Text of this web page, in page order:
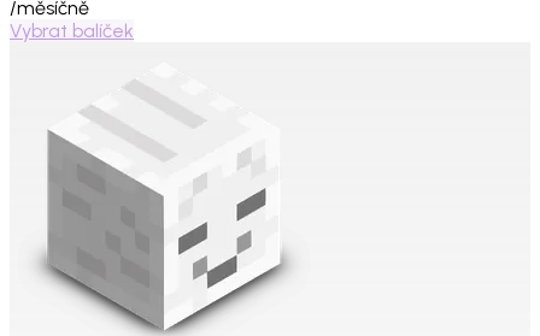
/měsíčně
Vybrat balíček